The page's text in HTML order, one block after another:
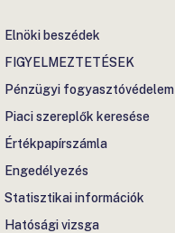
Elnöki beszédek
FIGYELMEZTETÉSEK
Pénzügyi fogyasztóvédelem
Piaci szereplők keresése
Értékpapírszámla
Engedélyezés
Statisztikai információk
Hatósági vizsga